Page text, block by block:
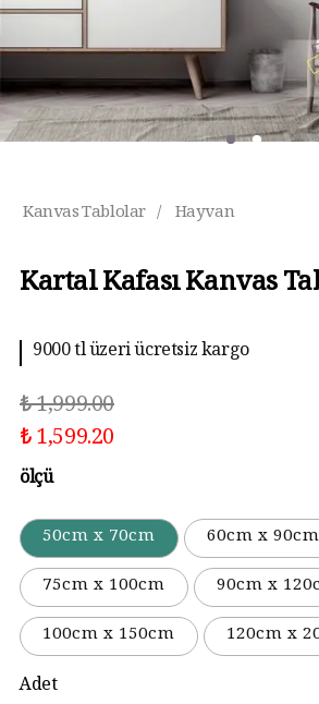
Kanvas Tablolar / Hayvan
Kartal Kafası Kanvas
9000 tl üzeri ücretsiz kargo
₺ 1,999.00
₺ 1,599.20
ölçü
50cm x 70cm
60cm x 90cm
75cm x 100cm
90cm x
100cm x 150cm
120cm x
Adet